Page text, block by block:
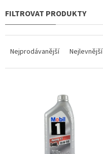
Nejprodávanější Nejlevnější